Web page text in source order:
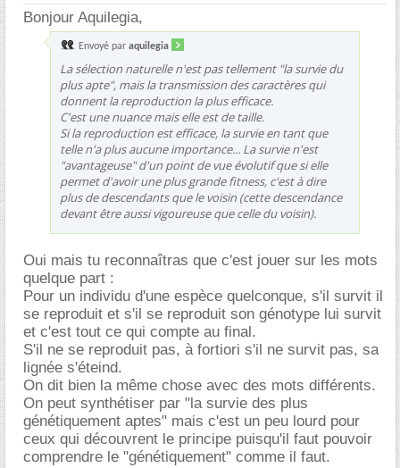
Bonjour Aquilegia,
Envoyé par aquilegia
La sélection naturelle n'est pas tellement "la survie du
plus apte", mais la transmission des caractères qui
donnent la reproduction la plus efficace.
C'est une nuance mais elle est de taille.
Si la reproduction est efficace, la survie en tant que
telle n'a plus aucune importance... La survie n'est
"avantageuse" d'un point de vue évolutif que si elle
permet d'avoir une plus grande fitness, c'est à dire
plus de descendants que le voisin (cette descendance
devant être aussi vigoureuse que celle du voisin).
Oui mais tu reconnaîtras que c'est jouer sur les mots
quelque part :
Pour un individu d'une espèce quelconque, s'il survit il
se reproduit et s'il se reproduit son génotype lui survit
et c'est tout ce qui compte au final.
S'il ne se reproduit pas, à fortiori s'il ne survit pas, sa
lignée s'éteind.
On dit bien la même chose avec des mots différents.
On peut synthétiser par "la survie des plus
génétiquement aptes" mais c'est un peu lourd pour
ceux qui découvrent le principe puisqu'il faut pouvoir
comprendre le "génétiquement" comme il faut.